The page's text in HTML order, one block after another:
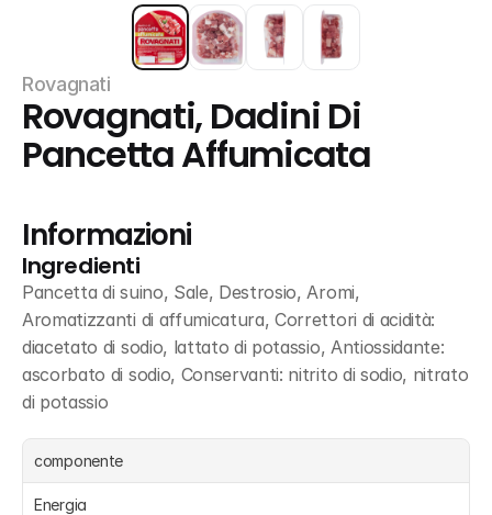
Rovagnati
Rovagnati, Dadini Di
Pancetta Affumicata
Informazioni
Ingredienti
Pancetta di suino, Sale, Destrosio, Aromi,
Aromatizzanti di affumicatura, Correttori di acidità:
diacetato di sodio, lattato di potassio, Antiossidante:
ascorbato di sodio, Conservanti: nitrito di sodio, nitrato
di potassio
componente
Energia